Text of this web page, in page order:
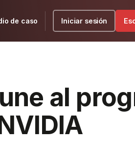
de caso Iniciar sesión
al